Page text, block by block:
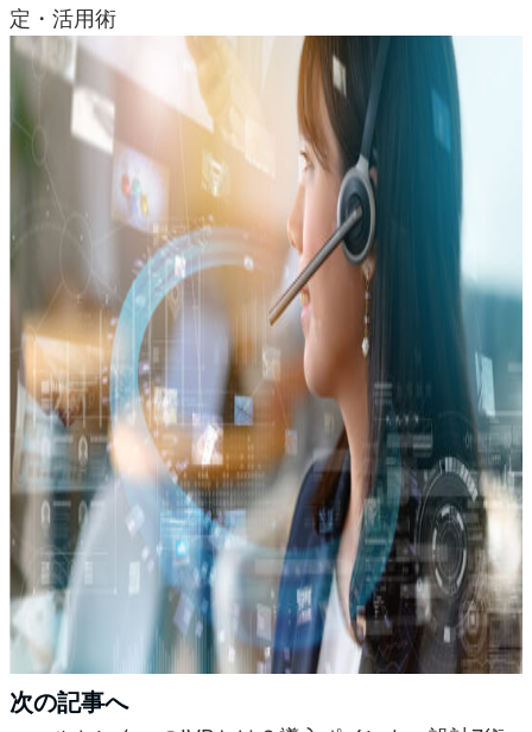
定・活用術
次の記事へ